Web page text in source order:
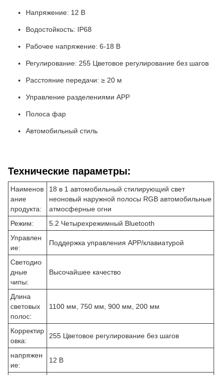
Напряжение: 12 В
Водостойкость: IP68
Рабочее напряжение: 6-18 В
Регулирование: 255 Цветовое регулирование без шагов
Расстояние передачи: ≥ 20 м
Управление разделениями APP
Полоса фар
Автомобильный стиль
Технические параметры:
Наименов
ание
продукта:
18 в 1 автомобильный стилирующий свет
неоновый наружной полосы RGB автомобильные
атмосферные огни
Режим:
5.2 Четырехрежимный Bluetooth
Управлен
ие:
Поддержка управления APP/клавиатурой
Светодио
дные
чипы:
Высочайшее качество
Длина
световых
полос:
1100 мм, 750 мм, 900 мм, 200 мм
Корректир
овка:
255 Цветовое регулирование без шагов
напряжен
ие:
12 В